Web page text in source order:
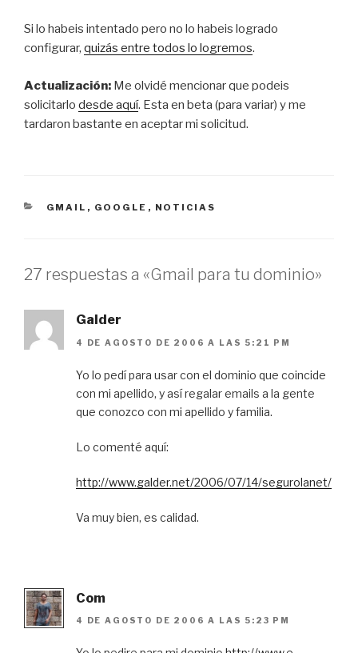
Si lo habeis intentado pero no lo habeis logrado
configurar, quizás entre todos lo logremos.
Actualización: Me olvidé mencionar que podeis
solicitarlo desde aquí. Esta en beta (para variar) y me
tardaron bastante en aceptar mi solicitud.
CATEGORÍAS
GMAIL , GOOGLE , NOTICIAS
27 respuestas a «Gmail para tu dominio»
Galder
4 DE AGOSTO DE 2006 A LAS 5:21 PM
Yo lo pedí para usar con el dominio que coincide
con mi apellido, y así regalar emails a la gente
que conozco con mi apellido y familia.
Lo comenté aquí:
http://www.galder.net/2006/07/14/segurolanet/
Va muy bien, es calidad.
Com
4 DE AGOSTO DE 2006 A LAS 5:23 PM